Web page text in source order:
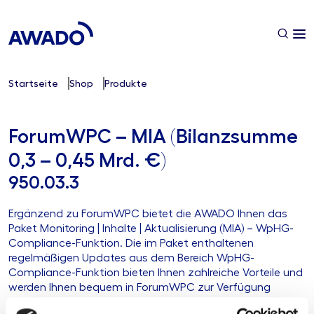
Startseite Shop Produkte
ForumWPC – MIA (Bilanzsumme
0,3 – 0,45 Mrd. €)
950.03.3
Ergänzend zu ForumWPC bietet die AWADO Ihnen das
Paket Monitoring | Inhalte | Aktualisierung (MIA) – WpHG-
Compliance-Funktion. Die im Paket enthaltenen
regelmäßigen Updates aus dem Bereich WpHG-
Compliance-Funktion bieten Ihnen zahlreiche Vorteile und
werden Ihnen bequem in ForumWPC zur Verfügung